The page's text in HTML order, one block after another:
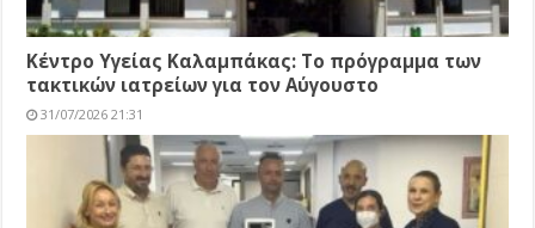
Κέντρο Υγείας Καλαμπάκας: Το πρόγραμμα των
τακτικών ιατρείων για τον Αύγουστο
31/07/2026 21:31